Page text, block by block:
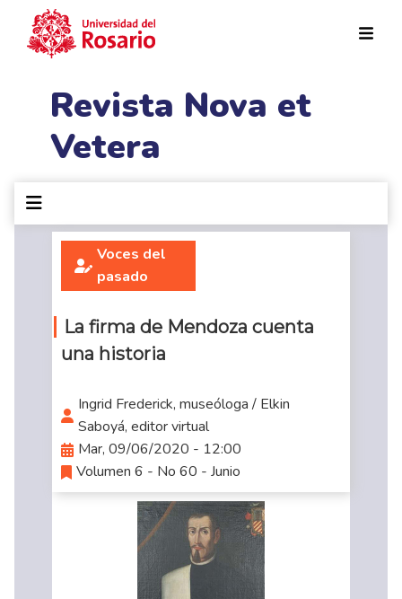
Revista Nova et
Vetera
Voces del
pasado
La firma de Mendoza cuenta
una historia
Ingrid Frederick, museóloga / Elkin
Saboyá, editor virtual
Mar, 09/06/2020 - 12:00
Volumen 6 - No 60 - Junio